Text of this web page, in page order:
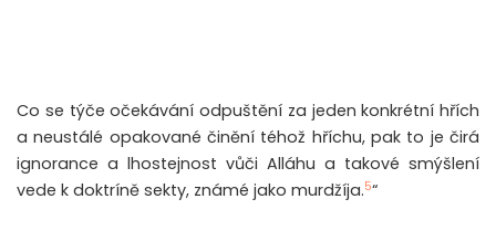
Co se týče očekávání odpuštění za jeden konkrétní hřích
a neustálé opakované činění téhož hříchu, pak to je čirá
ignorance a lhostejnost vůči Alláhu a takové smýšlení
vede k doktríně sekty, známé jako murdžíja.5“